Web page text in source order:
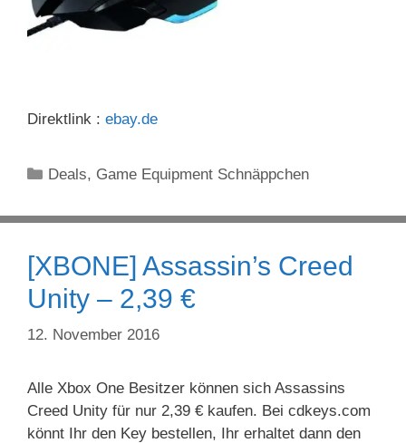
Direktlink : ebay.de
Kategorien
Deals, Game Equipment Schnäppchen
[XBONE] Assassin’s Creed
Unity – 2,39 €
12. November 2016
Alle Xbox One Besitzer können sich Assassins
Creed Unity für nur 2,39 € kaufen. Bei cdkeys.com
könnt Ihr den Key bestellen, Ihr erhaltet dann den